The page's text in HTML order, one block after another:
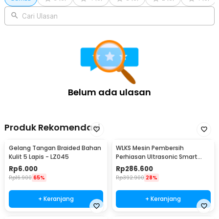
Kelengkapan Produk
Rincian yang Anda dapatkan untuk pembelian produk ini:
1 x Kabel Daya EU Plug
1 x Panduan Pengggunaan
Cari Ulasan
Belum ada ulasan
Produk Rekomendasi
Gelang Tangan Braided Bahan
Kulit 5 Lapis - LZ045
Rp6.000
Rp16.900 65%
+ Keranjang
WLKS Mesin Pembersih
Perhiasan Ultrasonic Smart
Cleaner 500ml - WK-968
Rp286.600
Rp392.900 28%
+ Keranjang